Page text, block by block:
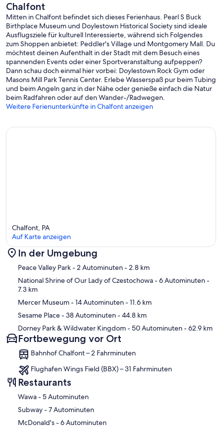
Chalfont
Mitten in Chalfont befindet sich dieses Ferienhaus. Pearl S Buck
Birthplace Museum und Doylestown Historical Society sind ideale
Ausflugsziele für kulturell Interessierte, während sich Folgendes
zum Shoppen anbietet: Peddler's Village und Montgomery Mall. Du
möchtest deinen Aufenthalt in der Stadt mit dem Besuch eines
spannenden Events oder einer Sportveranstaltung aufpeppen?
Dann schau doch einmal hier vorbei: Doylestown Rock Gym oder
Masons Mill Park Tennis Center. Erlebe Wasserspaß pur beim Tubing
und beim Angeln ganz in der Nähe oder genieße einfach die Natur
beim Radfahren oder auf den Wander-/Radwegen.
Weitere Ferienunterkünfte in Chalfont anzeigen
Karte
Chalfont, PA
Auf Karte anzeigen
In der Umgebung
Peace Valley Park- 2 Autominuten- 2.8 km
National Shrine of Our Lady of Czestochowa- 6 Autominuten-
7.3 km
Mercer Museum- 14 Autominuten- 11.6 km
Sesame Place- 38 Autominuten- 44.8 km
Dorney Park & Wildwater Kingdom- 50 Autominuten- 62.9 km
Fortbewegung vor Ort
Bahnhof Chalfont – 2 Fahrminuten
Flughafen Wings Field (BBX) – 31 Fahrminuten
Restaurants
‪Wawa - ‬5 Autominuten
‪Subway - ‬7 Autominuten
‪McDonald's - ‬6 Autominuten